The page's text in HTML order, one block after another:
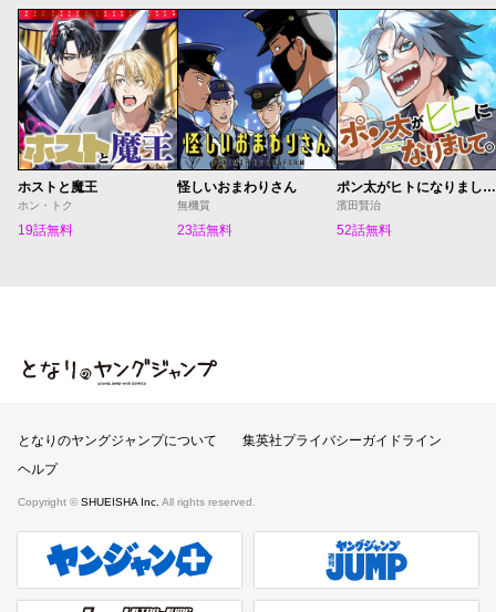
ホストと魔王
ホン・トク
19話無料
怪しいおまわりさん
無機質
23話無料
ポン太がヒトになりまして。
濱田賢治
52話無料
となりのヤングジャンプ
となりのヤングジャンプについて
集英社プライバシーガイドライン
ヘルプ
Copyright © SHUEISHA Inc. All rights reserved.
ヤンジャンプラス 週刊ヤングジャンプ公式サイト